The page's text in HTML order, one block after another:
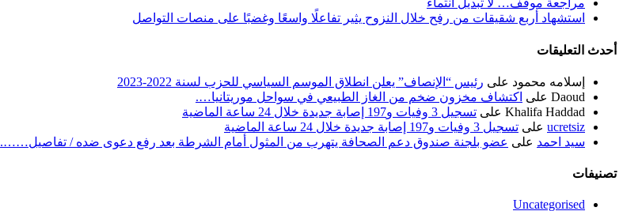
مراجعة موقف… لا تبديل انتماء
استشهاد أربع شقيقات من رفح خلال النزوح يثير تفاعلًا واسعًا وغضبًا على منصات التواصل
أحدث التعليقات
إسلامه محمود على رئيس “الإنصاف” يعلن انطلاق الموسم السياسي للحزب لسنة 2022-2023
Daoud على اكتشاف مخزون ضخم من الغاز الطبيعي في سواحل موريتانيا….
Khalifa Haddad على تسجيل 3 وفيات و197 إصابة جديدة خلال 24 ساعة الماضية
ucretsiz على تسجيل 3 وفيات و197 إصابة جديدة خلال 24 ساعة الماضية
سيد احمد على عضو بلجنة صندوق دعم الصحافة يتهرب من المثول أمام الشرطة بعد رفع دعوى ضده / تفاصيل…….
تصنيفات
Uncategorised